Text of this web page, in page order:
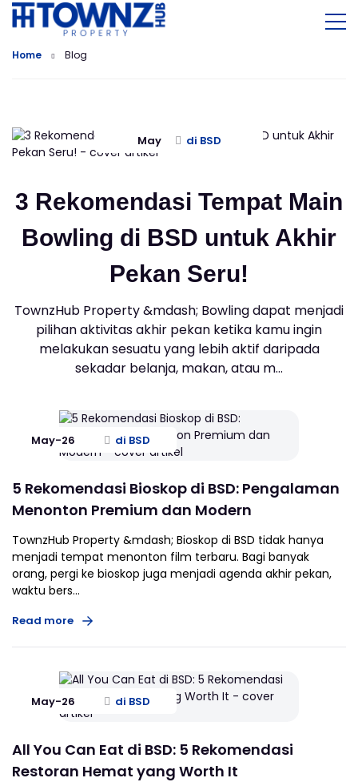
Home Blog
May di BSD
3 Rekomendasi Tempat Main
Bowling di BSD untuk Akhir
Pekan Seru!
TownzHub Property &mdash; Bowling dapat menjadi
pilihan aktivitas akhir pekan ketika kamu ingin
melakukan sesuatu yang lebih aktif daripada
sekadar belanja, makan, atau m...
May-26 di BSD
5 Rekomendasi Bioskop di BSD: Pengalaman
Menonton Premium dan Modern
TownzHub Property &mdash; Bioskop di BSD tidak hanya
menjadi tempat menonton film terbaru. Bagi banyak
orang, pergi ke bioskop juga menjadi agenda akhir pekan,
waktu bers...
Read more
May-26 di BSD
All You Can Eat di BSD: 5 Rekomendasi
Restoran Hemat yang Worth It